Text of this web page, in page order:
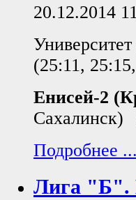
20.12.2014
(25:11,
Енисей-2
Сахалинск)
Подробнее ...
Лига "Б".